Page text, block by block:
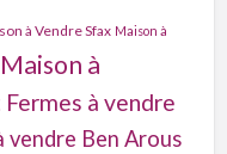
à Vendre Sfax Maison à
Maison à
à vendre
vendre Ben Arous